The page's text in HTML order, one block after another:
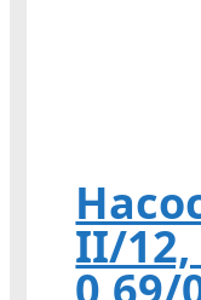
II/12,